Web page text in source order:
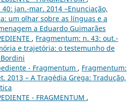
jan.-mar. 2014 –Enunciação,
um olhar sobre as línguas e a
a Eduardo Guimarães
, Fragmentum: n. 43: out.-
e trajetória: o testemunho de
- Fragmentum , Fragmentum:
2013 – A Tragédia Grega: Tradução,
- FRAGMENTUM ,